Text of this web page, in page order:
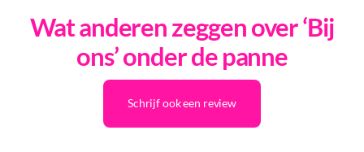
Wat anderen zeggen over ‘Bij
ons’ onder de panne
Schrijf ook een review